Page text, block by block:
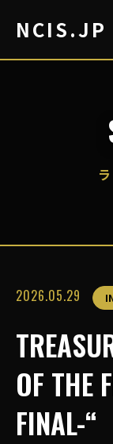
NCIS.JP
2026.05.29
OF THE
FINAL-“